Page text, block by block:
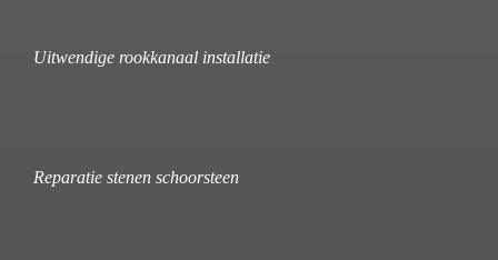
Uitwendige rookkanaal installatie
Reparatie stenen schoorsteen